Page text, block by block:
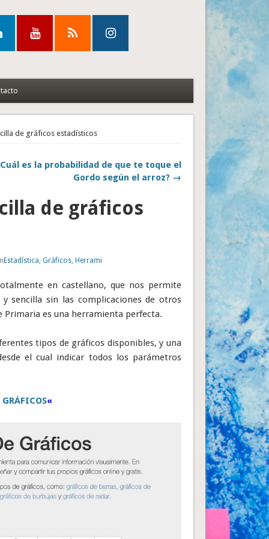
de gráficos estadísticos
es la probabilidad de que te toque el
Gordo según el arroz? →
de gráficos
Estadística,Gráficos,Herrami
en castellano, que nos permite
sencilla sin las complicaciones de otros
es una herramienta perfecta.
tipos de gráficos disponibles, y una
el cual indicar todos los parámetros
GRÁFICOS«